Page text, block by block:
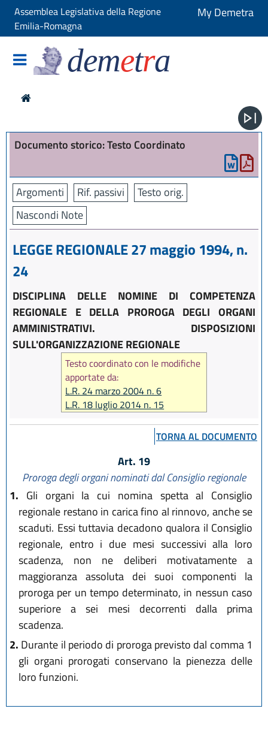
Assemblea Legislativa della Regione
Emilia-Romagna
My Demetra
demetra
Documento storico: Testo Coordinato
Argomenti Rif. passivi
Testo orig.
Nascondi Note
LEGGE REGIONALE 27 maggio 1994, n.
24
DISCIPLINA DELLE NOMINE DI COMPETENZA
REGIONALE E DELLA PROROGA DEGLI ORGANI
AMMINISTRATIVI. DISPOSIZIONI
SULL'ORGANIZZAZIONE REGIONALE
Testo coordinato con le modifiche
apportate da:
L.R. 24 marzo 2004 n. 6
L.R. 18 luglio 2014 n. 15
TORNA AL DOCUMENTO
Art. 19
Proroga degli organi nominati dal Consiglio regionale
1. Gli organi la cui nomina spetta al Consiglio
regionale restano in carica fino al rinnovo, anche se
scaduti. Essi tuttavia decadono qualora il Consiglio
regionale, entro i due mesi successivi alla loro
scadenza, non ne deliberi motivatamente a
maggioranza assoluta dei suoi componenti la
proroga per un tempo determinato, in nessun caso
superiore a sei mesi decorrenti dalla prima
scadenza.
2. Durante il periodo di proroga previsto dal comma 1
gli organi prorogati conservano la pienezza delle
loro funzioni.